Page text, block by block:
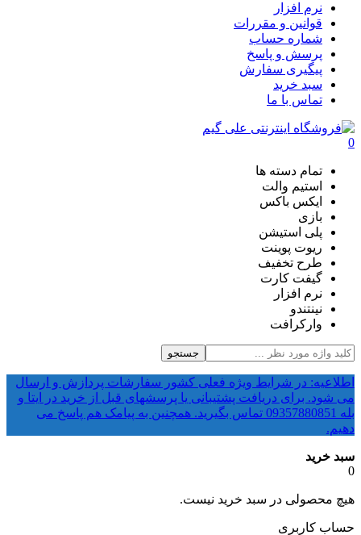
نرم افزار
قوانین و مقررات
شماره حساب
پرسش و پاسخ
پیگیری سفارش
سبد خرید
تماس با ما
0
تمام دسته ها
استیم والت
ایکس باکس
بازی
پلی استیشن
ریوت پوینت
طرح تخفیف
گیفت کارت
نرم افزار
نینتندو
وارکرافت
جستجو
اطلاعیه: در شرایط ویژه فعلی کشور سفارشات پردازش و ارسال
می شود. برای دریافت پشتیبانی یا پرسشهای قبل از خرید در ایتا و
بله 09357880851 تماس بگیرید. همچنین به پیامک هم پاسخ می
دهیم.
سبد خرید
0
هیچ محصولی در سبد خرید نیست.
حساب کاربری